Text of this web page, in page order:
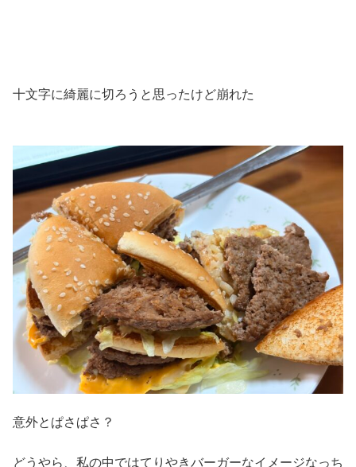
十文字に綺麗に切ろうと思ったけど崩れた
意外とぱさぱさ？
どうやら、私の中ではてりやきバーガーなイメージなっち